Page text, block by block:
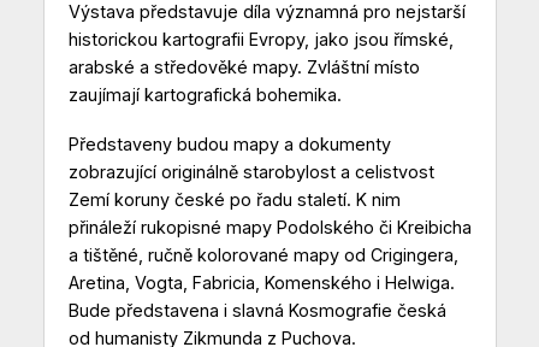
Výstava představuje díla významná pro nejstarší
historickou kartografii Evropy, jako jsou římské,
arabské a středověké mapy. Zvláštní místo
zaujímají kartografická bohemika.
Představeny budou mapy a dokumenty
zobrazující originálně starobylost a celistvost
Zemí koruny české po řadu staletí. K nim
přináleží rukopisné mapy Podolského či Kreibicha
a tištěné, ručně kolorované mapy od Crigingera,
Aretina, Vogta, Fabricia, Komenského i Helwiga.
Bude představena i slavná Kosmografie česká
od humanisty Zikmunda z Puchova.